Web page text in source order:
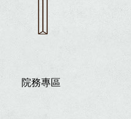
院務專區